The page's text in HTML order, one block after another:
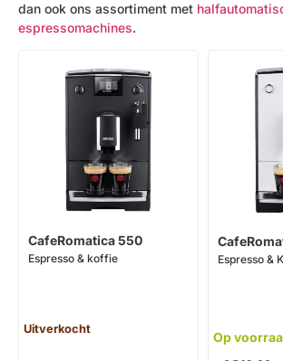
dan ook ons assortiment met
espressomachines.
CafeRomatica 550
Espresso & koffie
Uitverkocht
Espresso &
Op